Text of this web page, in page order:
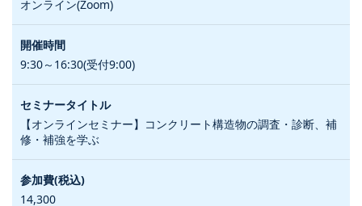
オンライン(Zoom)
9:30～16:30(受付9:00)
【オンラインセミナー】コンクリート構造物の調査・診断、補
修・補強を学ぶ
14,300